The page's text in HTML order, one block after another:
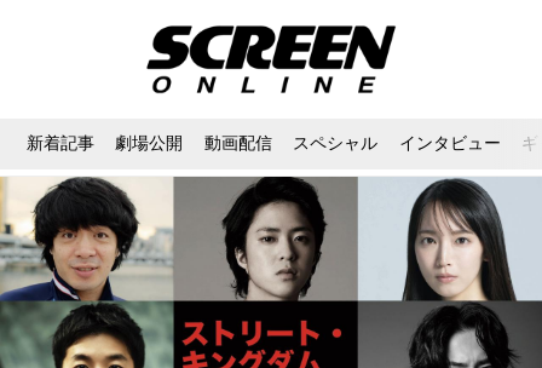
新着記事 劇場公開 動画配信 スペシャル インタビュー